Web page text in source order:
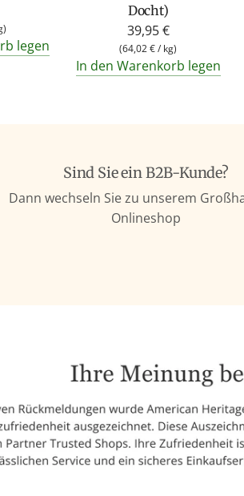
)
legen
Docht)
39,95 €
(64,02 €/ kg)
In den Warenkorb legen
Sind Sie ein B2B-Kunde?
Dann wechseln Sie zu unserem
Onlineshop